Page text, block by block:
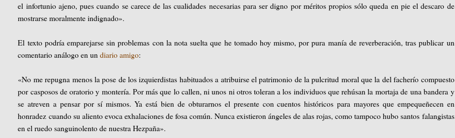
el infortunio ajeno, pues cuando se carece de las cualidades necesarias para ser digno por méritos propios sólo queda en pie el descaro de
mostrarse moralmente indignado».
El texto podría emparejarse sin problemas con la nota suelta que he tomado hoy mismo, por pura manía de reverberación, tras publicar un
comentario análogo en undiario amigo:
«No me repugna menos la pose de los izquierdistas habituados a atribuirse el patrimonio de la pulcritud moral que la del facherío compuesto
por casposos de oratorio y montería. Por más que lo callen, ni unos ni otros toleran a los individuos que rehúsan la mortaja de una bandera y
se atreven a pensar por sí mismos. Ya está bien de obturarnos el presente con cuentos históricos para mayores que empequeñecen en
honradez cuando su aliento evoca exhalaciones de fosa común. Nunca existieron ángeles de alas rojas, como tampoco hubo santos falangistas
en el ruedo sanguinolento de nuestra Hezpaña».